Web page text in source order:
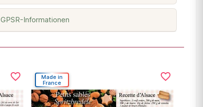
GPSR-Informationen
favorite_border
Made in
France
favorite_border